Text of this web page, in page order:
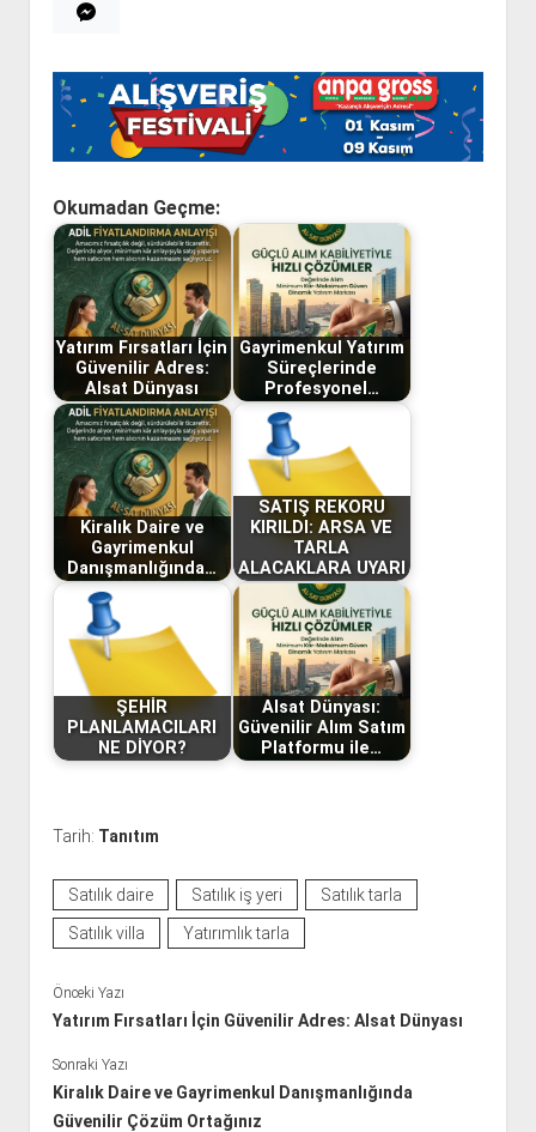
Okumadan Geçme:
Yatırım Fırsatları İçin
Güvenilir Adres:
Alsat Dünyası
Gayrimenkul Yatırım
Süreçlerinde
Profesyonel…
Kiralık Daire ve
Gayrimenkul
Danışmanlığında…
SATIŞ REKORU
KIRILDI: ARSA VE
TARLA
ALACAKLARA UYARI
ŞEHİR
PLANLAMACILARI
NE DİYOR?
Alsat Dünyası:
Güvenilir Alım Satım
Platformu ile…
Tarih: Tanıtım
Satılık daire Satılık iş yeri
Satılık tarla
Satılık villa
Yatırımlık tarla
Önceki Yazı
Yatırım Fırsatları İçin Güvenilir Adres: Alsat Dünyası
Sonraki Yazı
Kiralık Daire ve Gayrimenkul Danışmanlığında
Güvenilir Çözüm Ortağınız